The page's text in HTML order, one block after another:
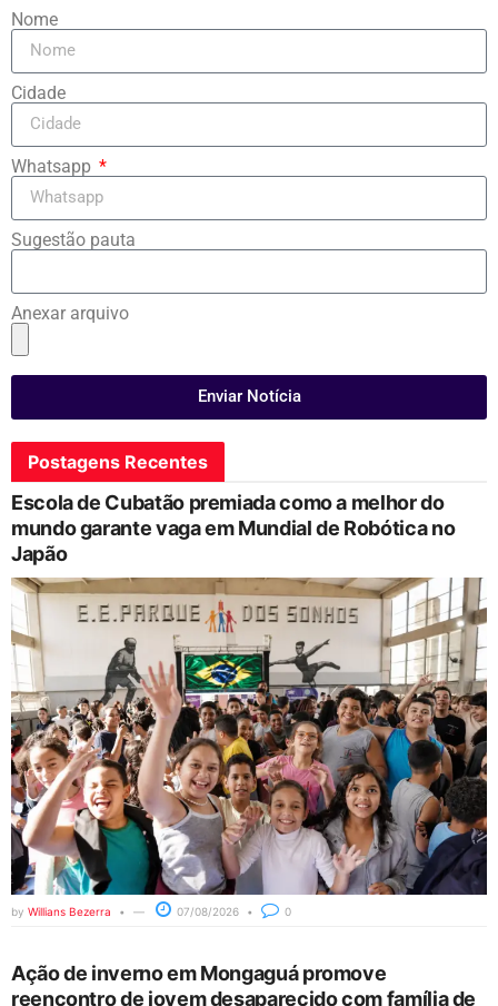
Nome
Cidade
Whatsapp
Sugestão pauta
Anexar arquivo
Enviar Notícia
Postagens Recentes
Escola de Cubatão premiada como a melhor do
mundo garante vaga em Mundial de Robótica no
Japão
by Willians Bezerra 07/08/2026 0
Ação de inverno em Mongaguá promove
reencontro de jovem desaparecido com família de